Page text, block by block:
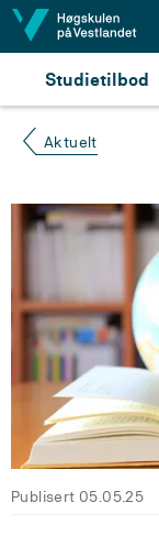
Hopp til innhald
Studietilbod
Aktuelt
Publisert 05.05.25